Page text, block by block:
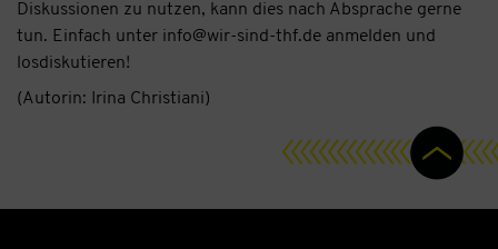
Diskussionen zu nutzen, kann dies nach Absprache gerne
tun. Einfach unter info@wir-sind-thf.de anmelden und
losdiskutieren!
(Autorin: Irina Christiani)